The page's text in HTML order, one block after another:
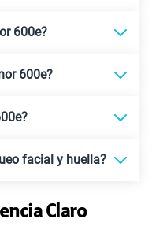
600e?
600e?
facial y huella?
Claro